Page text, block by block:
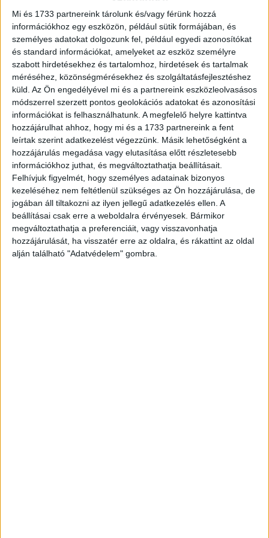
Mi és 1733 partnereink tárolunk és/vagy férünk hozzá
információkhoz egy eszközön, például sütik formájában, és
személyes adatokat dolgozunk fel, például egyedi azonosítókat
és standard információkat, amelyeket az eszköz személyre
szabott hirdetésekhez és tartalomhoz, hirdetések és tartalmak
méréséhez, közönségmérésekhez és szolgáltatásfejlesztéshez
küld. Az Ön engedélyével mi és a partnereink eszközleolvasásos
módszerrel szerzett pontos geolokációs adatokat és azonosítási
információkat is felhasználhatunk. A megfelelő helyre kattintva
hozzájárulhat ahhoz, hogy mi és a 1733 partnereink a fent
leírtak szerint adatkezelést végezzünk. Másik lehetőségként a
hozzájárulás megadása vagy elutasítása előtt részletesebb
információkhoz juthat, és megváltoztathatja beállításait.
Felhívjuk figyelmét, hogy személyes adatainak bizonyos
kezeléséhez nem feltétlenül szükséges az Ön hozzájárulása, de
jogában áll tiltakozni az ilyen jellegű adatkezelés ellen. A
beállításai csak erre a weboldalra érvényesek. Bármikor
megváltoztathatja a preferenciáit, vagy visszavonhatja
hozzájárulását, ha visszatér erre az oldalra, és rákattint az oldal
alján található "Adatvédelem" gombra.
Sportos projektben a Lidl
Marketing 2023. március 24.
A Lidl az UEFA EURO 2024-es labdarúgó Európa-
bajnokság és az azt megelőző 2023-as és 2024-es
selejtező mérkőzések globális partnere lesz. Az
együttműködés idén márciusban...